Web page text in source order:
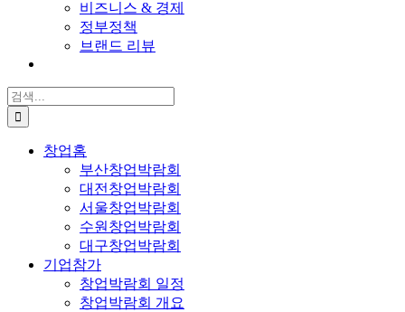
비즈니스 & 경제
정부정책
브랜드 리뷰
검
색:
창업홈
부산창업박람회
대전창업박람회
서울창업박람회
수원창업박람회
대구창업박람회
기업참가
창업박람회 일정
창업박람회 개요